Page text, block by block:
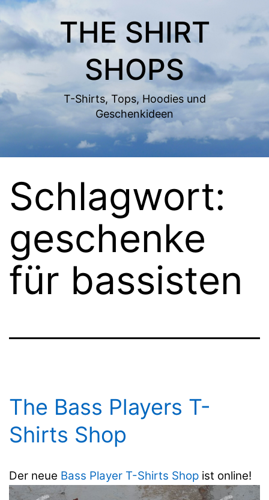
Zum
Inhalt
springen
THE SHIRT
SHOPS
T-Shirts, Tops, Hoodies und
Geschenkideen
Schlagwort:
geschenke
für bassisten
The Bass Players T-
Shirts Shop
Der neue Bass Player T-Shirts Shop ist online!